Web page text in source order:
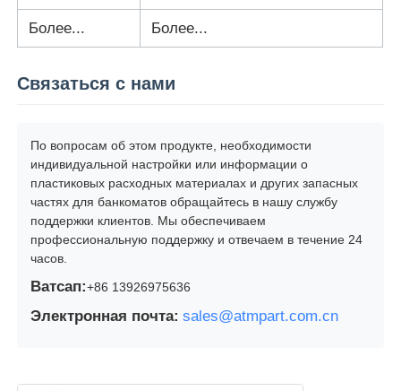
Более... Более...
Связаться с нами
По вопросам об этом продукте, необходимости
индивидуальной настройки или информации о
пластиковых расходных материалах и других запасных
частях для банкоматов обращайтесь в нашу службу
поддержки клиентов. Мы обеспечиваем
профессиональную поддержку и отвечаем в течение 24
часов.
Ватсап:+86 13926975636
Электронная почта: sales@atmpart.com.cn